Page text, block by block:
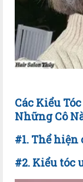
Các Kiểu
Những Cô
#1. Thể
#2. Kiểu tóc